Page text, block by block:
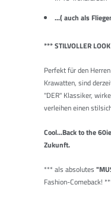
...( auch als
*** STILVOLLER
Perfekt für den
Krawatten, sind
"DER" Klassiker,
verleihen einen
Cool...Back to the
Zukunft.
***als absolutes
Fashion-Comeback!